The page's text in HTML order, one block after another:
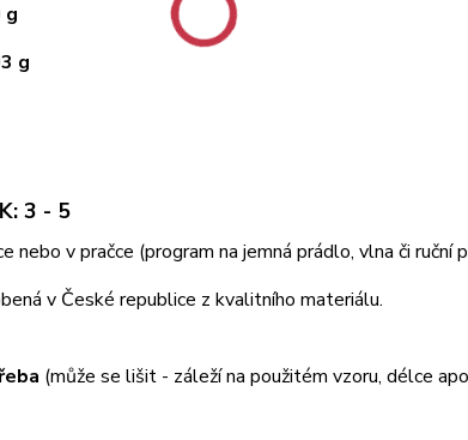
g
g
3 - 5
nebo v pračce (program na jemná prádlo, vlna či
v České republice z kvalitního materiálu.
(může se lišit - záleží na použitém vzoru, délce